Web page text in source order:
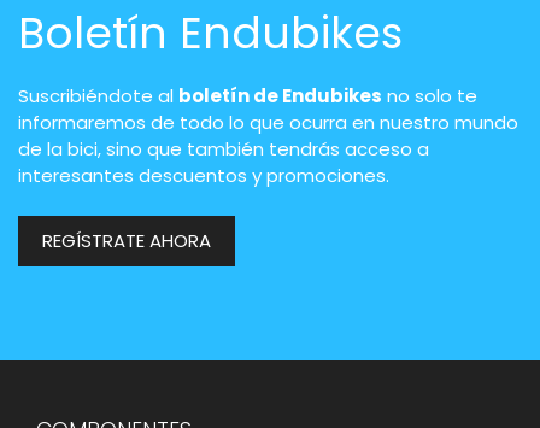
Boletín Endubikes
Suscribiéndote al boletín de Endubikes no solo te
informaremos de todo lo que ocurra en nuestro mundo
de la bici, sino que también tendrás acceso a
interesantes descuentos y promociones.
REGÍSTRATE AHORA